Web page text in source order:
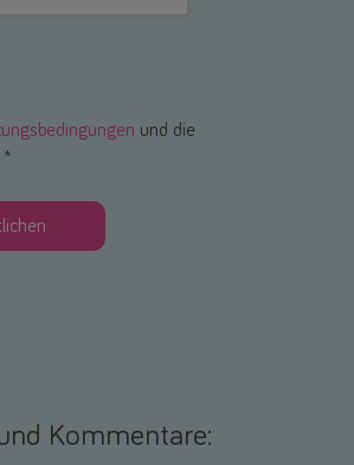
und die
*
Kommentare: